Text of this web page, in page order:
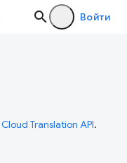
Войти
Cloud Translation API.